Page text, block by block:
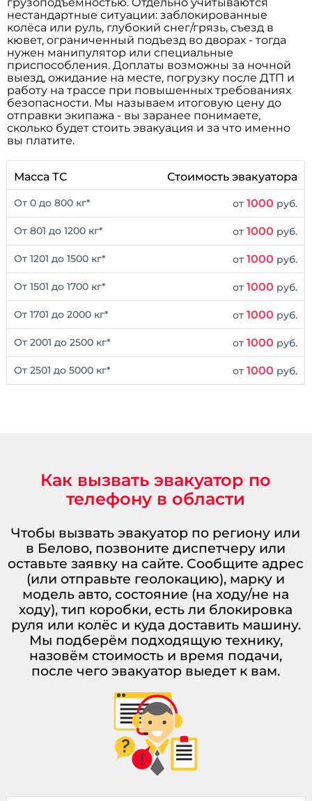
нестандартные ситуации: заблокированные
колёса или руль, глубокий снег/грязь, съезд в
кювет, ограниченный подъезд во дворах - тогда
нужен манипулятор или специальные
приспособления. Доплаты возможны за ночной
выезд, ожидание на месте, погрузку после ДТП и
работу на трассе при повышенных требованиях
безопасности. Мы называем итоговую цену до
отправки экипажа - вы заранее понимаете,
сколько будет стоить эвакуация и за что именно
вы платите.
Масса ТС Стоимость эвакуатора
От 0 до 800 кг* от1000 руб.
От 801 до 1200 кг* от1000 руб.
От 1201 до 1500 кг* от1000 руб.
От 1501 до 1700 кг* от1000 руб.
От 1701 до 2000 кг* от1000 руб.
От 2001 до 2500 кг* от1000 руб.
От 2501 до 5000 кг* от1000 руб.
Как вызвать эвакуатор по
телефону в области
Чтобы вызвать эвакуатор по региону или
в Белово, позвоните диспетчеру или
оставьте заявку на сайте. Сообщите адрес
(или отправьте геолокацию), марку и
модель авто, состояние (на ходу/не на
ходу), тип коробки, есть ли блокировка
руля или колёс и куда доставить машину.
Мы подберём подходящую технику,
назовём стоимость и время подачи,
после чего эвакуатор выедет к вам.